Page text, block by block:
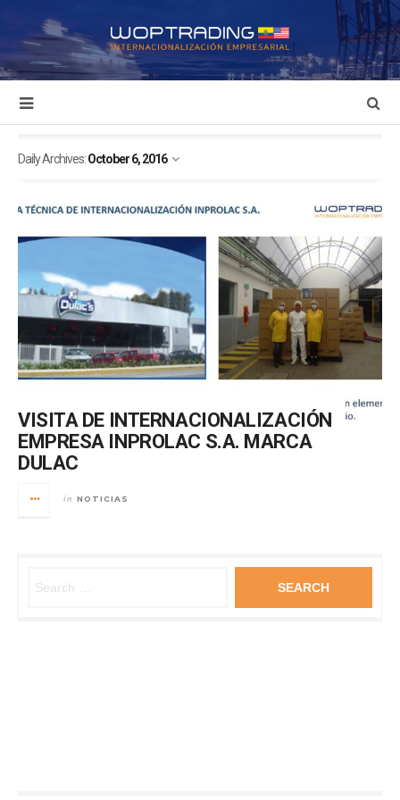
Daily Archives:October 6, 2016
VISITA DE INTERNACIONALIZACIÓN
EMPRESA INPROLAC S.A. MARCA
DULAC
in NOTICIAS